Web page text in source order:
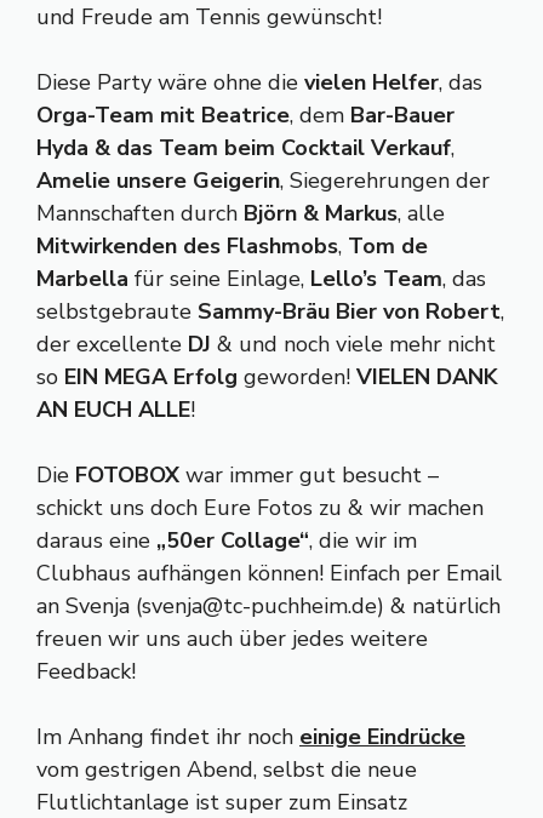
und Freude am Tennis gewünscht!
Diese Party wäre ohne die vielen Helfer, das
Orga-Team mit Beatrice, dem Bar-Bauer
Hyda & das Team beim Cocktail Verkauf,
Amelie unsere Geigerin, Siegerehrungen der
Mannschaften durch Björn & Markus, alle
Mitwirkenden des Flashmobs, Tom de
Marbella für seine Einlage, Lello’s Team, das
selbstgebraute Sammy-Bräu Bier von Robert,
der excellente DJ & und noch viele mehr nicht
so EIN MEGA Erfolg geworden! VIELEN DANK
AN EUCH ALLE!
Die FOTOBOX war immer gut besucht –
schickt uns doch Eure Fotos zu & wir machen
daraus eine „50er Collage“, die wir im
Clubhaus aufhängen können! Einfach per Email
an Svenja (svenja@tc-puchheim.de) & natürlich
freuen wir uns auch über jedes weitere
Feedback!
Im Anhang findet ihr noch einige Eindrücke
vom gestrigen Abend, selbst die neue
Flutlichtanlage ist super zum Einsatz